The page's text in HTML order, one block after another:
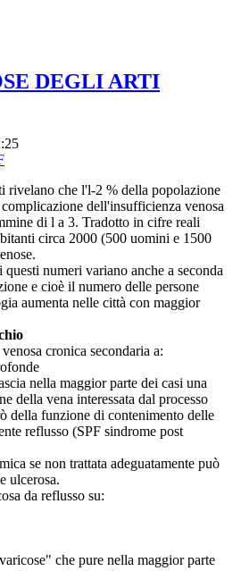
DEGLI ARTI
rivelano che l'l-2 % della popolazione
dell'insufficienza venosa
di l a 3. Tradotto in cifre reali
circa 2000 (500 uomini e 1500
numeri variano anche a seconda
e cioè il numero delle persone
aumenta nelle città con maggior
cronica secondaria a:
nella maggior parte dei casi una
della vena interessata dal processo
della funzione di contenimento delle
reflusso (SPF sindrome post
se non trattata adeguatamente può
ulcerosa.
da reflusso su:
che pure nella maggior parte